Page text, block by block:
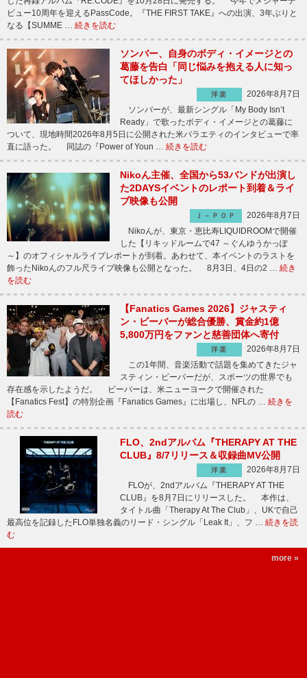
ビュー10周年を迎えるPassCode。『THE FIRST TAKE』への出演、3年ぶりと
なる【SUMME … 続きを読む
ソンバー、自身のボディ・イメージとの
葛藤を告白「同じ悩みを抱える人に知っ
てほしかった」
洋楽
2026年8月7日
ソンバーが、最新シングル「My Body Isn’t
Ready」で歌ったボディ・イメージとの葛藤に
ついて、現地時間2026年8月5日に公開された米バラエティのインタビューで率
直に語った。 同誌の『Power of Youn … 続きを読む
Nikoん主催、全国から53バンドが出演し
た2DAYSイベントのレポート到着＆ライ
ブ映像も公開
Ｊ－ＰＯＰ
2026年8月7日
Nikoんが、東京・恵比寿LIQUIDROOMで開催
した【リキッドルームで47 ～ぐんゆうかっぽ
～】のオフィシャルライブレポートが到着。あわせて、本イベントのラストを
飾ったNikoんのフル尺ライブ映像も公開となった。 8月3日、4日の2 … 続き
を読む
【Fanatics Games 2026】ジャスティ
ン・ビーバーが総合優勝、賞金約1億
5,800万円をファンと慈善団体へ寄付
洋楽
2026年8月7日
この1年間、音楽活動で話題を集めてきたジャ
スティン・ビーバーだが、スポーツの世界でも
存在感を示したようだ。 ビーバーは、米ニューヨークで開催された
【Fanatics Fest】の特別企画『Fanatics Games』に出場し、NFLの … 続きを
読む
FLO、2ndアルバム『THERAPY AT THE
CLUB』8/7リリース＆収録曲MV公開
洋楽
2026年8月7日
FLOが、2ndアルバム『THERAPY AT THE
CLUB』を8月7日にリリースした。 本作は、
タイトル曲「Therapy At The Club」、UKで自己
最高位を記録したFLO単独名義のリード・シングル「Leak It」、フ … 続きを読
む
more »